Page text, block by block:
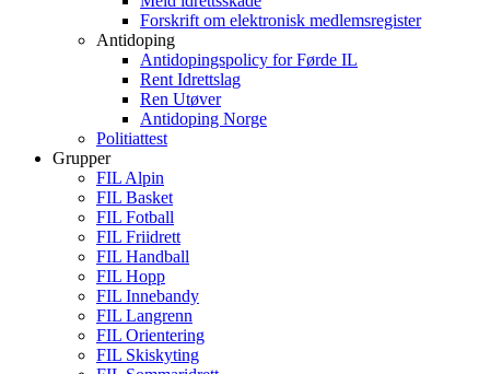
Forskrift om elektronisk medlemsregister
Antidoping
Antidopingspolicy for Førde IL
Rent Idrettslag
Ren Utøver
Antidoping Norge
Politiattest
Grupper
FIL Alpin
FIL Basket
FIL Fotball
FIL Friidrett
FIL Handball
FIL Hopp
FIL Innebandy
FIL Langrenn
FIL Orientering
FIL Skiskyting